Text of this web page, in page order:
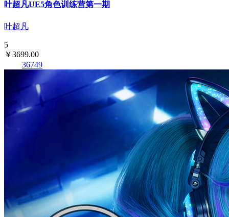
叶超凡UE5角色训练营第一期
叶超凡
5
￥3699.00
36749